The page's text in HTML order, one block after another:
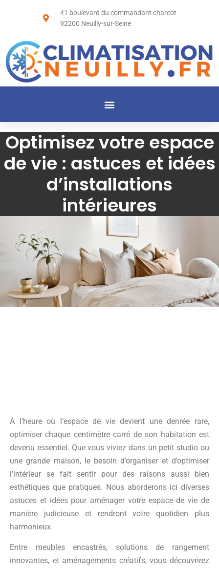
41 boulevard du commandant charcot
92200 Neuilly-sur-Seine
Optimisez votre espace
de vie : astuces et idées
d’installations
intérieures
À l’heure où l’espace de vie devient une denrée rare,
optimiser chaque centimètre carré de son habitation est
devenu essentiel. Que vous viviez dans un petit studio ou
une grande maison, le besoin d’organiser et d’optimiser
l’intérieur se fait sentir pour des raisons aussi bien
esthétiques que pratiques. Nous aborderons ici diverses
astuces et idées pour aménager votre espace de vie de
manière judicieuse et rendront votre quotidien plus
harmonieux.
Entre meubles encastrés, solutions de rangement
innovantes, et aménagements créatifs, vous découvrirez